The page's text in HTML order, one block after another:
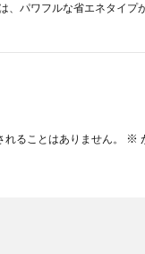
、パワフルな省エネタイプ
ることはありません。 ※